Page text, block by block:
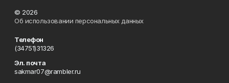
© 2026
Об использовании персональных данных
Телефон
(34751)31326
Эл. почта
sakmar07@rambler.ru